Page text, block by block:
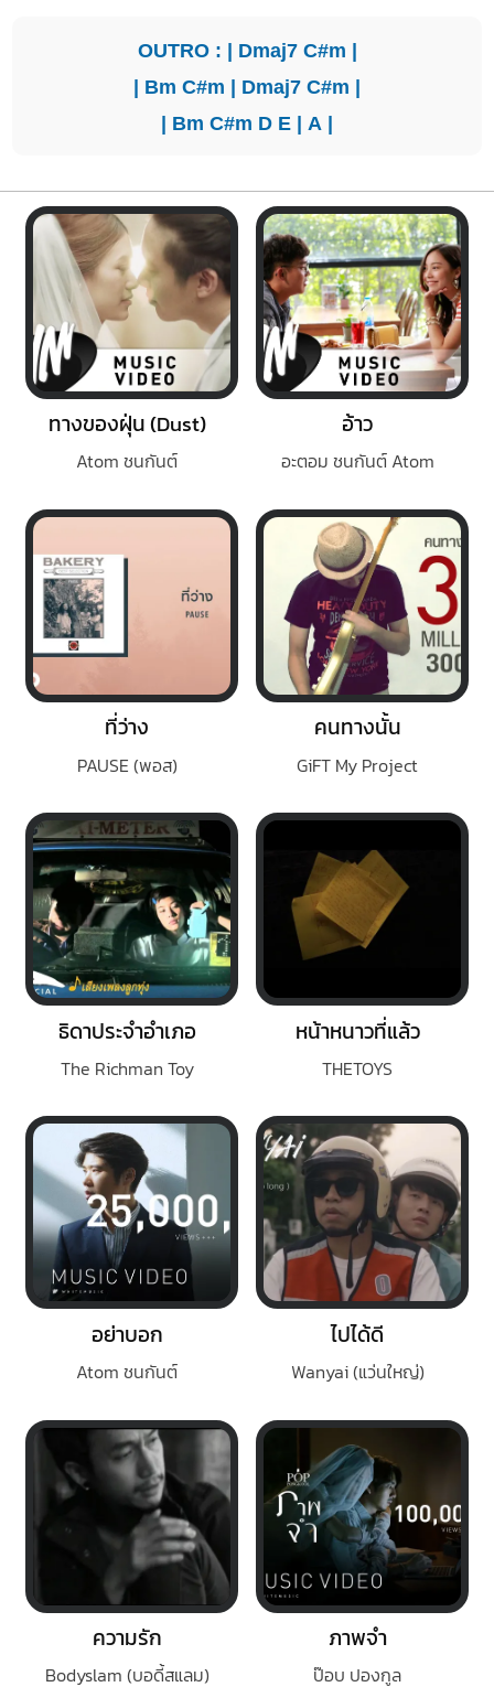
OUTRO : | Dmaj7 C#m |
| Bm C#m | Dmaj7 C#m |
| Bm C#m D E | A |
ทางของฝุ่น (Dust)
Atom ชนกันต์
อ้าว
อะตอม ชนกันต์ Atom
ที่ว่าง
PAUSE (พอส)
คนทางนั้น
GiFT My Project
ธิดาประจำอำเภอ
The Richman Toy
หน้าหนาวที่แล้ว
THETOYS
อย่าบอก
Atom ชนกันต์
ไปได้ดี
Wanyai (แว่นใหญ่)
ความรัก
Bodyslam (บอดี้สแลม)
ภาพจำ
ป๊อบ ปองกูล